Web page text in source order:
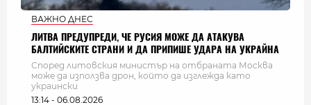
ВАЖНО ДНЕС
ЛИТВА ПРЕДУПРЕДИ, ЧЕ РУСИЯ МОЖЕ ДА АТАКУВА
БАЛТИЙСКИТЕ СТРАНИ И ДА ПРИПИШЕ УДАРА НА УКРАЙНА
Според литовския министър на отбраната Москва
може да използва дрон, който да изглежда като
украински
13:14 - 06.08.2026